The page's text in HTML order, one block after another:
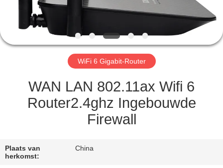
ONS
NIEUWS
GEVALLEN
VERZOEK
CITAAT
WiFi 6 Gigabit-Router
WAN LAN 802.11ax Wifi 6
Router2.4ghz Ingebouwde
Firewall
Plaats van
herkomst:
China